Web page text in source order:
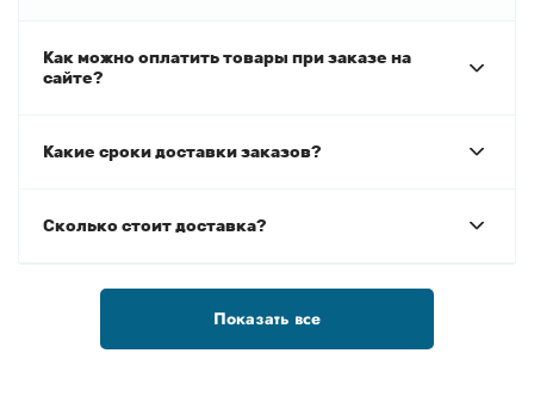
Как можно оплатить товары при заказе на
сайте?
Какие сроки доставки заказов?
Сколько стоит доставка?
Показать все